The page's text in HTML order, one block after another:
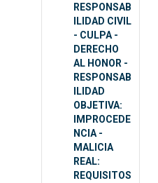
RESPONSAB
ILIDAD CIVIL
- CULPA -
DERECHO
AL HONOR -
RESPONSAB
ILIDAD
OBJETIVA:
IMPROCEDE
NCIA -
MALICIA
REAL:
REQUISITOS